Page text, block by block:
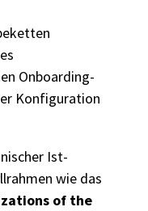
Onboarding-
Konfiguration
Ist-
wie das
of the